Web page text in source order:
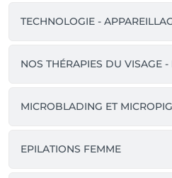
TECHNOLOGIE -
NOS THÉRAPIES DU VISAGE
MICROBLADING ET
EPILATIONS FEMME